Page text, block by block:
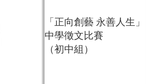
「正向創藝 永善人生」
中學徵文比賽
（初中組）